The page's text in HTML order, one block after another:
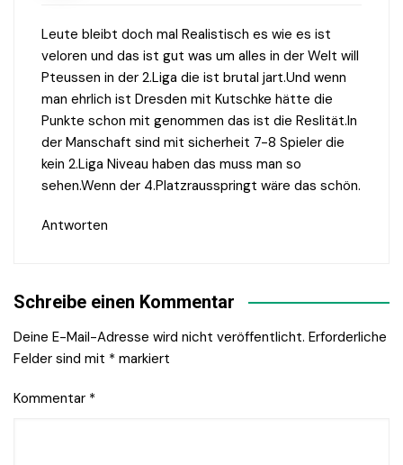
Leute bleibt doch mal Realistisch es wie es ist
veloren und das ist gut was um alles in der Welt will
Pteussen in der 2.Liga die ist brutal jart.Und wenn
man ehrlich ist Dresden mit Kutschke hätte die
Punkte schon mit genommen das ist die Reslität.In
der Manschaft sind mit sicherheit 7-8 Spieler die
kein 2.Liga Niveau haben das muss man so
sehen.Wenn der 4.Platzrausspringt wäre das schön.
Antworten
Schreibe einen Kommentar
Deine E-Mail-Adresse wird nicht veröffentlicht. Erforderliche
Felder sind mit * markiert
Kommentar *